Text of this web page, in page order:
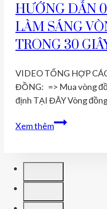
Đỏ
Nguyên
Chất
Và
Vòng
Tay
Đồng
HƯỚNG DẪN
LÀM SÁNG
TRONG 30
VIDEO TỔNG HỢP
ĐỒNG: => Mua vòng
định TẠI ĐÂY Vòng
Xem thêmHƯỚNG
CÁCH
VÒNG